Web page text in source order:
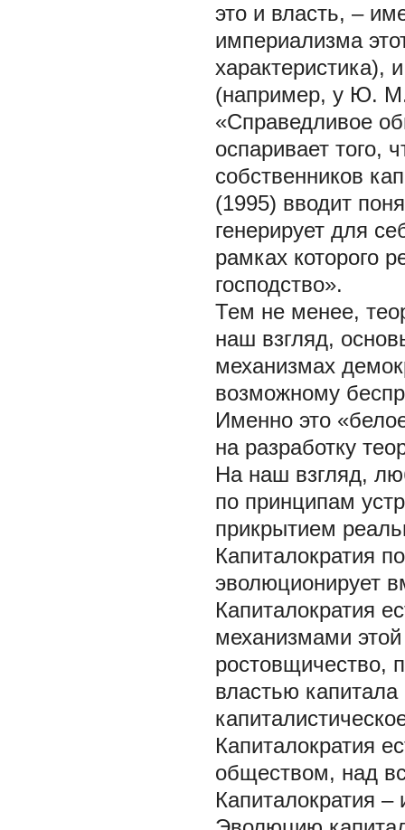
это и власть, –
империализма
характеристика),
(например, у Ю. М.
«Справедливое
оспаривает того,
собственников
(1995) вводит
генерирует для
рамках которого
господство».
Тем не менее,
наш взгляд,
механизмах
возможному
Именно это
на разработку
На наш взгляд,
по принципам
прикрытием
Капиталократия
эволюционирует
Капиталократия
механизмами этой
ростовщичество,
властью
Капиталократия
обществом, над
Капиталократия –